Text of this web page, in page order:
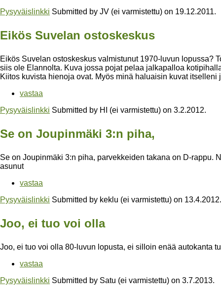
Pysyväislinkki Submitted by JV (ei varmistettu) on 19.12.2011.
Eikös Suvelan ostoskeskus
Eikös Suvelan ostoskeskus valmistunut 1970-luvun lopussa?
siis ole Elannolta. Kuva jossa pojat pelaa jalkapalloa
Kiitos kuvista hienoja ovat. Myös minä haluaisin kuvat itselleni
vastaa
Pysyväislinkki Submitted by HI (ei varmistettu) on 3.2.2012.
Se on Joupinmäki 3:n piha,
Se on Joupinmäki 3:n piha, parvekkeiden takana on D-rappu.
asunut
vastaa
Pysyväislinkki Submitted by keklu (ei varmistettu) on 13.4.2012.
Joo, ei tuo voi olla
Joo, ei tuo voi olla 80-luvun lopusta, ei silloin enää autokanta
vastaa
Pysyväislinkki Submitted by Satu (ei varmistettu) on 3.7.2013.